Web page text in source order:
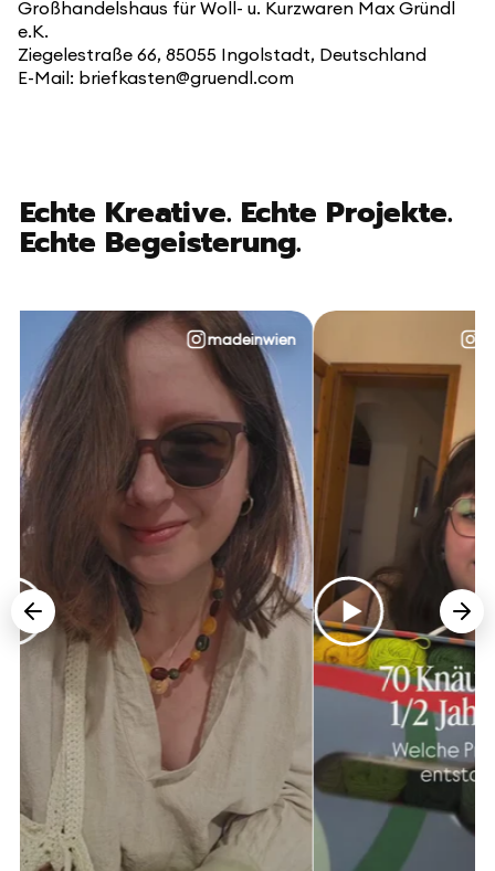
Großhandelshaus für Woll- u. Kurzwaren Max Gründl
e.K.
Ziegelestraße 66, 85055 Ingolstadt, Deutschland
E-Mail: briefkasten@gruendl.com
Echte Kreative. Echte Projekte.
Echte Begeisterung.
madeinwien